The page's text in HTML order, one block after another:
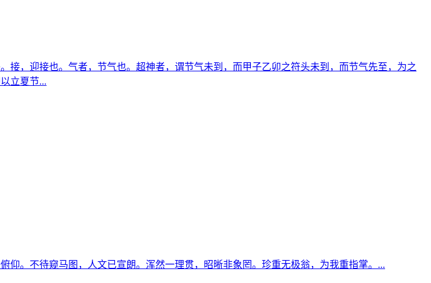
，迎接也。气者，节气也。超神者，谓节气未到，而甲子乙卯之符头未到，而节气先至，为之
立夏节...
。不待窥马图，人文已宣朗。浑然一理贯，昭晰非象罔。珍重无极翁，为我重指掌。...